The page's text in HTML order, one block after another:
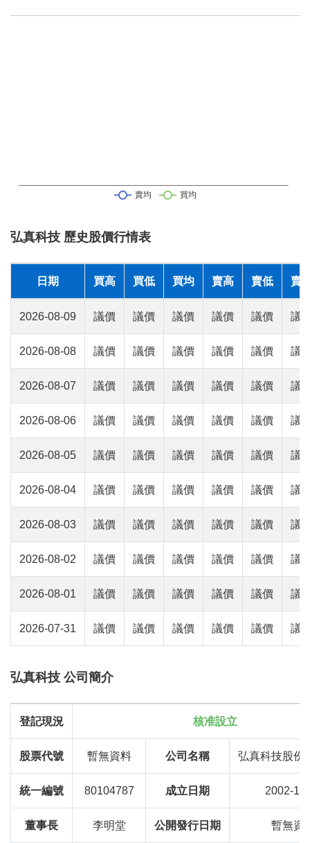
弘真科技 歷史股價行情表
日期 買高 買低 買均 賣高 賣低 賣
2026-08-09 議價 議價 議價 議價 議價 議
2026-08-08 議價 議價 議價 議價 議價 議
2026-08-07 議價 議價 議價 議價 議價 議
2026-08-06 議價 議價 議價 議價 議價 議
2026-08-05 議價 議價 議價 議價 議價 議
2026-08-04 議價 議價 議價 議價 議價 議
2026-08-03 議價 議價 議價 議價 議價 議
2026-08-02 議價 議價 議價 議價 議價 議
2026-08-01 議價 議價 議價 議價 議價 議
2026-07-31 議價 議價 議價 議價 議價 議
弘真科技 公司簡介
登記現況 核准設立
股票代號 暫無資料 公司名稱 弘真科技股份
統一編號 80104787 成立日期 2002-
董事長 李明堂 公開發行日期 暫無資